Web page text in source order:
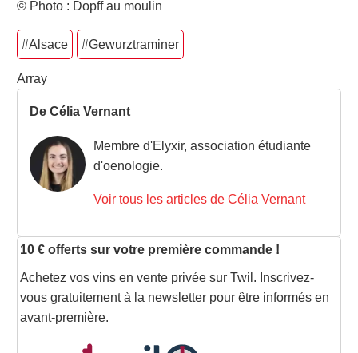
© Photo : Dopff au moulin
#Alsace #Gewurztraminer
Array
De Célia Vernant
Membre d'Elyxir, association étudiante
d'oenologie.
Voir tous les articles de Célia Vernant
10 € offerts sur votre première commande !
Achetez vos vins en vente privée sur Twil. Inscrivez-
vous gratuitement à la newsletter pour être informés en
avant-première.